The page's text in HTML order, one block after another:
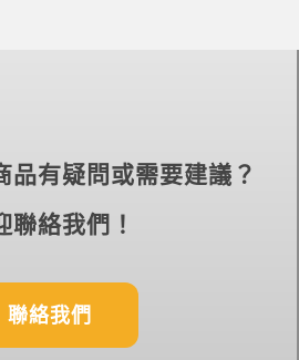
品有疑問或需要建議？
聯絡我們！
聯絡我們